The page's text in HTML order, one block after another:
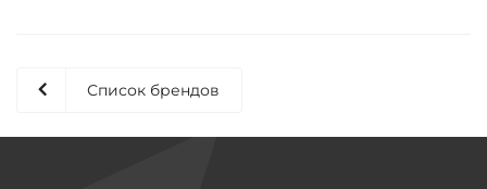
Список брендов